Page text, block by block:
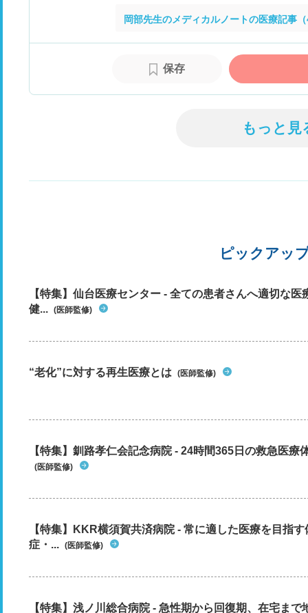
岡部先生のメディカルノートの医療記事
保存
もっと見
ピックアッ
【特集】仙台医療センター - 全ての患者さんへ適切な
健... (医師監修)
“老化”に対する再生医療とは (医師監修)
【特集】釧路孝仁会記念病院 - 24時間365日の救急医療
(医師監修)
【特集】KKR横須賀共済病院 - 常に適した医療を目指
症・... (医師監修)
【特集】浅ノ川総合病院 - 急性期から回復期、在宅ま